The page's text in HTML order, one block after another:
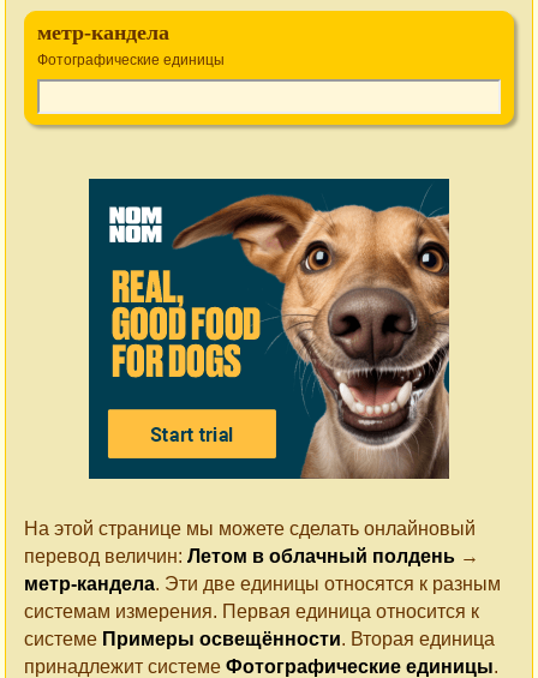
метр-кандела
Фотографические единицы
На этой странице мы можете сделать онлайновый
перевод величин: Летом в облачный полдень →
метр-кандела. Эти две единицы относятся к разным
системам измерения. Первая единица относится к
системе Примеры освещённости. Вторая единица
принадлежит системе Фотографические единицы.